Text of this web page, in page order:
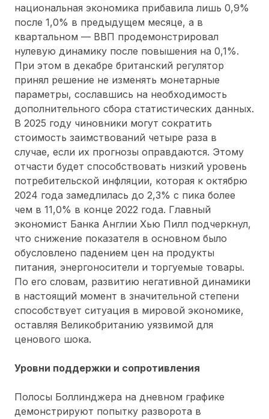
национальная экономика прибавила лишь 0,9%
после 1,0% в предыдущем месяце, а в
квартальном — ВВП продемонстрировал
нулевую динамику после повышения на 0,1%.
При этом в декабре британский регулятор
принял решение не изменять монетарные
параметры, сославшись на необходимость
дополнительного сбора статистических данных.
В 2025 году чиновники могут сократить
стоимость заимствований четыре раза в
случае, если их прогнозы оправдаются. Этому
отчасти будет способствовать низкий уровень
потребительской инфляции, которая к октябрю
2024 года замедлилась до 2,3% с пика более
чем в 11,0% в конце 2022 года. Главный
экономист Банка Англии Хью Пилл подчеркнул,
что снижение показателя в основном было
обусловлено падением цен на продукты
питания, энергоносители и торгуемые товары.
По его словам, развитию негативной динамики
в настоящий момент в значительной степени
способствует ситуация в мировой экономике,
оставляя Великобританию уязвимой для
ценового шока.
Уровни поддержки и сопротивления
Полосы Боллинджера на дневном графике
демонстрируют попытку разворота в